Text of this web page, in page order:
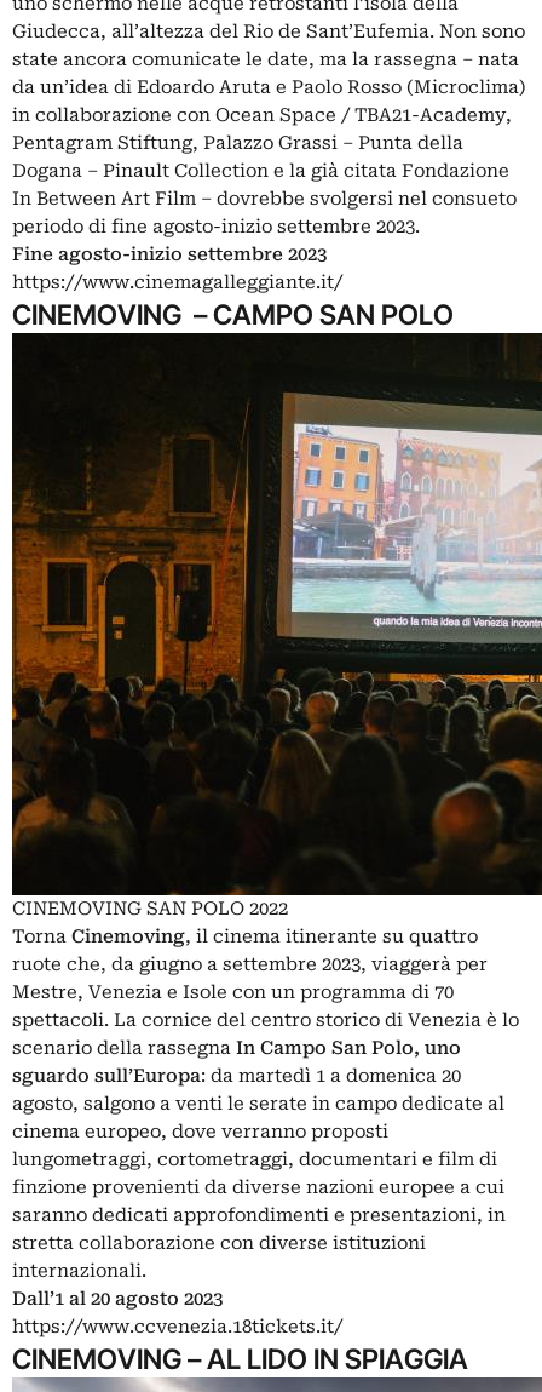
Giudecca, all’altezza del Rio de Sant’Eufemia. Non sono
state ancora comunicate le date, ma la rassegna – nata
da un’idea di Edoardo Aruta e Paolo Rosso (Microclima)
in collaborazione con Ocean Space / TBA21-Academy,
Pentagram Stiftung, Palazzo Grassi – Punta della
Dogana – Pinault Collection e la già citata Fondazione
In Between Art Film – dovrebbe svolgersi nel consueto
periodo di fine agosto-inizio settembre 2023.
Fine agosto-inizio settembre 2023
https://www.cinemagalleggiante.it/
CINEMOVING – CAMPO SAN POLO
CINEMOVING SAN POLO 2022
Torna Cinemoving, il cinema itinerante su quattro
ruote che, da giugno a settembre 2023, viaggerà per
Mestre, Venezia e Isole con un programma di 70
spettacoli. La cornice del centro storico di Venezia è lo
scenario della rassegna In Campo San Polo, uno
sguardo sull’Europa: da martedì 1 a domenica 20
agosto, salgono a venti le serate in campo dedicate al
cinema europeo, dove verranno proposti
lungometraggi, cortometraggi, documentari e film di
finzione provenienti da diverse nazioni europee a cui
saranno dedicati approfondimenti e presentazioni, in
stretta collaborazione con diverse istituzioni
internazionali.
Dall’1 al 20 agosto 2023
https://www.ccvenezia.18tickets.it/
CINEMOVING – AL LIDO IN SPIAGGIA